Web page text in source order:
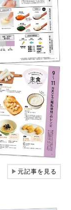
▶元記事を見る